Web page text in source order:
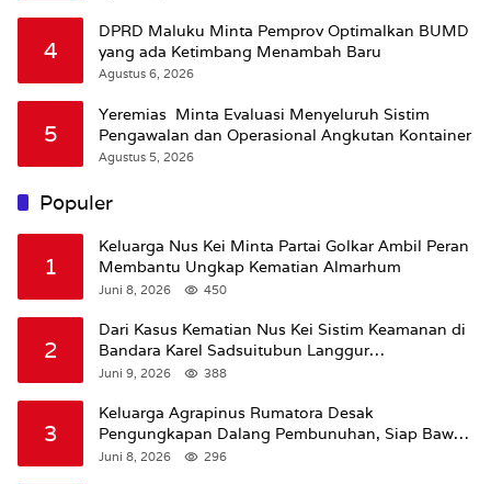
4
DPRD Maluku Minta Pemprov Optimalkan BUMD
yang ada Ketimbang Menambah Baru
Agustus 6, 2026
5
Yeremias Minta Evaluasi Menyeluruh Sistim
Pengawalan dan Operasional Angkutan Kontainer
Agustus 5, 2026
Populer
1
Keluarga Nus Kei Minta Partai Golkar Ambil Peran
Membantu Ungkap Kematian Almarhum
Juni 8, 2026 450
2
Dari Kasus Kematian Nus Kei Sistim Keamanan di
Bandara Karel Sadsuitubun Langgur
Dipertanyakan
Juni 9, 2026 388
3
Keluarga Agrapinus Rumatora Desak
Pengungkapan Dalang Pembunuhan, Siap Bawa
Kasus ke Komisi III DPR RI
Juni 8, 2026 296